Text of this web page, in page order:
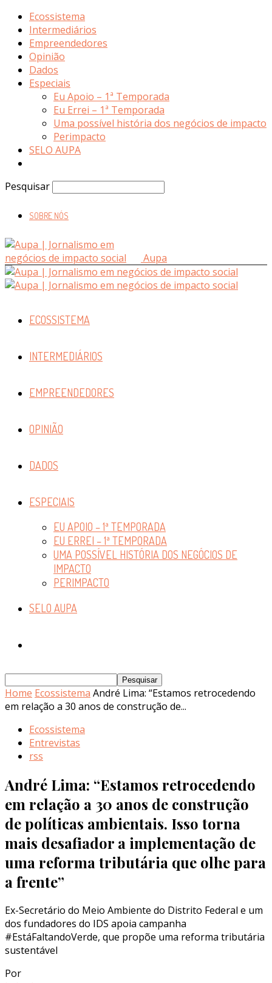
Ecossistema
Intermediários
Empreendedores
Opinião
Dados
Especiais
Eu Apoio – 1ª Temporada
Eu Errei – 1ª Temporada
Uma possível história dos negócios de impacto
Perimpacto
SELO AUPA
Pesquisar
SOBRE NÓS
Aupa
ECOSSISTEMA
INTERMEDIÁRIOS
EMPREENDEDORES
OPINIÃO
DADOS
ESPECIAIS
EU APOIO – 1ª TEMPORADA
EU ERREI – 1ª TEMPORADA
UMA POSSÍVEL HISTÓRIA DOS NEGÓCIOS DE
IMPACTO
PERIMPACTO
SELO AUPA
Home Ecossistema André Lima: “Estamos retrocedendo
em relação a 30 anos de construção de...
Ecossistema
Entrevistas
rss
André Lima: “Estamos retrocedendo
em relação a 30 anos de construção
de políticas ambientais. Isso torna
mais desafiador a implementação de
uma reforma tributária que olhe para
a frente”
Ex-Secretário do Meio Ambiente do Distrito Federal e um
dos fundadores do IDS apoia campanha
#EstáFaltandoVerde, que propõe uma reforma tributária
sustentável
Por